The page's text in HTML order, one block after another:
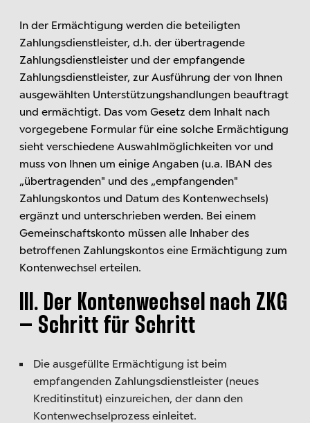
In der Ermächtigung werden die beteiligten
Zahlungsdienstleister, d.h. der übertragende
Zahlungsdienstleister und der empfangende
Zahlungsdienstleister, zur Ausführung der von Ihnen
ausgewählten Unterstützungshandlungen beauftragt
und ermächtigt. Das vom Gesetz dem Inhalt nach
vorgegebene Formular für eine solche Ermächtigung
sieht verschiedene Auswahlmöglichkeiten vor und
muss von Ihnen um einige Angaben (u.a. IBAN des
„übertragenden" und des „empfangenden"
Zahlungskontos und Datum des Kontenwechsels)
ergänzt und unterschrieben werden. Bei einem
Gemeinschaftskonto müssen alle Inhaber des
betroffenen Zahlungskontos eine Ermächtigung zum
Kontenwechsel erteilen.
III. Der Kontenwechsel nach ZKG
– Schritt für Schritt
Die ausgefüllte Ermächtigung ist beim
empfangenden Zahlungsdienstleister (neues
Kreditinstitut) einzureichen, der dann den
Kontenwechselprozess einleitet.